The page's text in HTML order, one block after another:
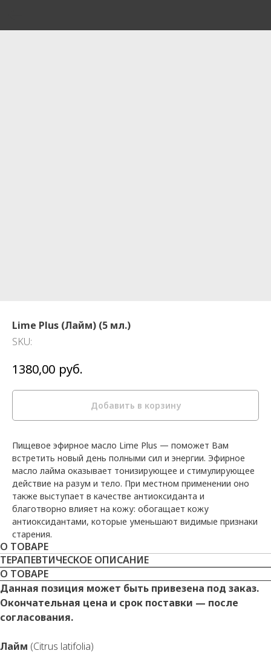
Lime Plus (Лайм) (5 мл.)
SKU:
1380,00 руб.
Добавить в корзину
Пищевое эфирное масло Lime Plus — поможет Вам
встретить новый день полными сил и энергии. Эфирное
масло лайма оказывает тонизирующее и стимулирующее
действие на разум и тело. При местном применении оно
также выступает в качестве антиоксиданта и
благотворно влияет на кожу: обогащает кожу
антиоксидантами, которые уменьшают видимые признаки
старения.
О ТОВАРЕ
ТЕРАПЕВТИЧЕСКОЕ ОПИСАНИЕ
О ТОВАРЕ
Данная позиция может быть привезена под заказ.
Окончательная цена и срок поставки — после
согласования.
Лайм (Citrus latifolia)